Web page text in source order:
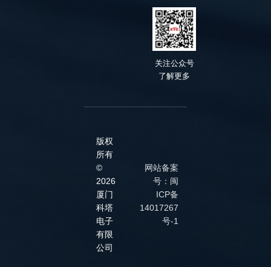
关注公众号
了解更多
版权
所有
©
2026
厦门
科塔
电子
有限
公司
网站备案
号：闽
ICP备
14017267
号-1